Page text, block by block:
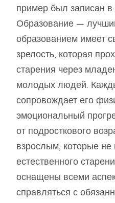
пример был записан
Образование —
образованием имеет
зрелость, которая
старения через
молодых людей.
сопровождает его
эмоциональный
от подросткового
взрослым, которые не
естественного
оснащены всеми
справляться с